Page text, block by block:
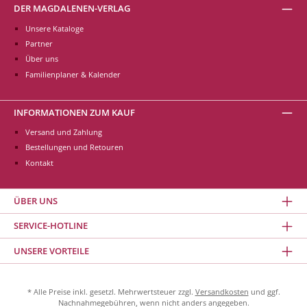
DER MAGDALENEN-VERLAG
Unsere Kataloge
Partner
Über uns
Familienplaner & Kalender
INFORMATIONEN ZUM KAUF
Versand und Zahlung
Bestellungen und Retouren
Kontakt
ÜBER UNS
SERVICE-HOTLINE
UNSERE VORTEILE
* Alle Preise inkl. gesetzl. Mehrwertsteuer zzgl. Versandkosten und ggf.
Nachnahmegebühren, wenn nicht anders angegeben.